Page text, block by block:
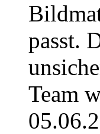
passt.
Team